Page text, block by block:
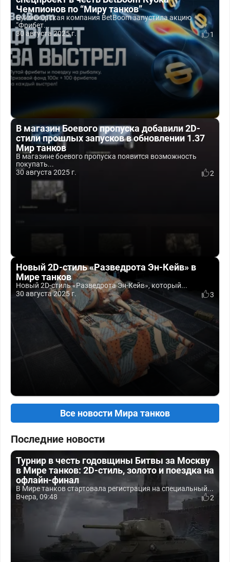
Чемпионов по “Миру танков”
Букмекерская компания BetBoom запустила акцию
“Фрибет...
30 августа 2025 г.
1
В магазин Боевого пропуска добавили 2D-
стили прошлых запусков в обновлении 1.37
Мир танков
В магазине боевого пропуска появится возможность
покупать...
30 августа 2025 г.
2
Новый 2D-стиль «Разведрота Эн-Кейв» в
Мире танков
Новый 2D-стиль «Разведрота Эн-Кейв», который...
30 августа 2025 г.
3
Все новости Мира танков
Последние новости
Турнир в честь годовщины Битвы за Москву
в Мире танков: 2D-стиль, золото и поездка на
офлайн-финал
В Мире танков стартовала регистрация на специальный...
Вчера, 09:48
2